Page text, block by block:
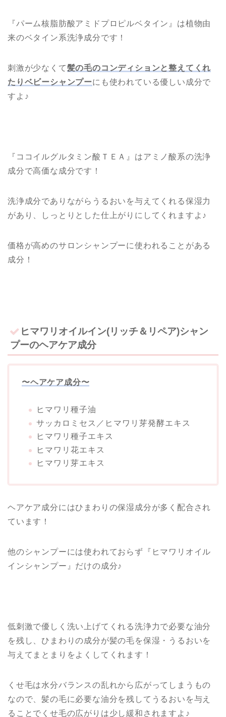
『パーム核脂肪酸アミドプロピルベタイン』は植物由
来のベタイン系洗浄成分です！
刺激が少なくて髪の毛のコンディションと整えてくれ
たりベビーシャンプーにも使われている優しい成分で
すよ♪
『ココイルグルタミン酸ＴＥＡ』はアミノ酸系の洗浄
成分で高価な成分です！
洗浄成分でありながらうるおいを与えてくれる保湿力
があり、しっとりとした仕上がりにしてくれますよ♪
価格が高めのサロンシャンプーに使われることがある
成分！
ヒマワリオイルイン(リッチ＆リペア)シャン
プーのヘアケア成分
〜ヘアケア成分〜
ヒマワリ種子油
サッカロミセス／ヒマワリ芽発酵エキス
ヒマワリ種子エキス
ヒマワリ花エキス
ヒマワリ芽エキス
ヘアケア成分にはひまわりの保湿成分が多く配合され
ています！
他のシャンプーには使われておらず『ヒマワリオイル
インシャンプー』だけの成分♪
低刺激で優しく洗い上げてくれる洗浄力で必要な油分
を残し、ひまわりの成分が髪の毛を保湿・うるおいを
与えてまとまりをよくしてくれます！
くせ毛は水分バランスの乱れから広がってしまうもの
なので、髪の毛に必要な油分を残してうるおいを与え
ることでくせ毛の広がりは少し緩和されますよ♪